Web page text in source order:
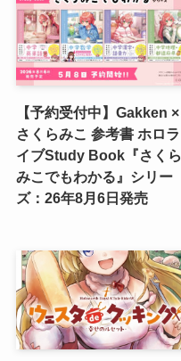
【予約受付中】Gakken ×
さくらみこ 参考書 ホロラ
イブStudy Book『さくら
みこでもわかる』シリー
ズ：26年8月6日発売